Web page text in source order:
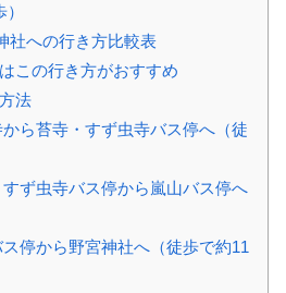
社への行き方比較表
この行き方がおすすめ
法
ら苔寺・すず虫寺バス停へ（徒
ず虫寺バス停から嵐山バス停へ
ス停から野宮神社へ（徒歩で約11